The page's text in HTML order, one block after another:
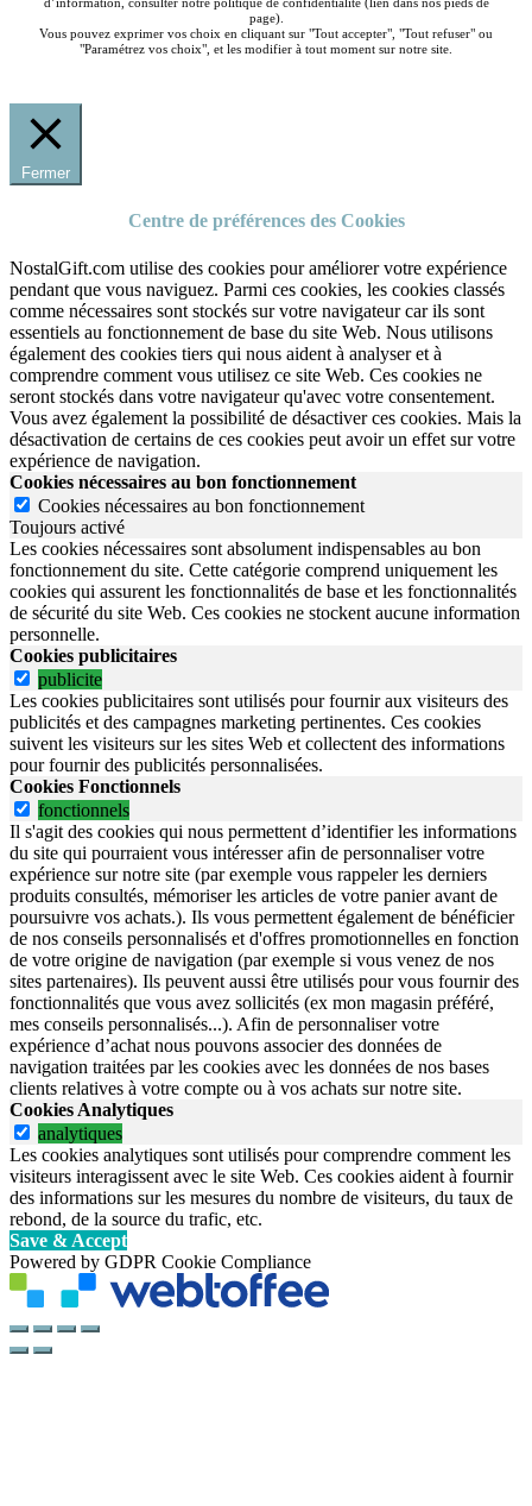
d’information, consulter notre politique de confidentialité (lien dans nos pieds de
page).
Vous pouvez exprimer vos choix en cliquant sur "Tout accepter", "Tout refuser" ou
"Paramétrez vos choix", et les modifier à tout moment sur notre site.
Fermer
Centre de préférences des Cookies
NostalGift.com utilise des cookies pour améliorer votre expérience
pendant que vous naviguez. Parmi ces cookies, les cookies classés
comme nécessaires sont stockés sur votre navigateur car ils sont
essentiels au fonctionnement de base du site Web. Nous utilisons
également des cookies tiers qui nous aident à analyser et à
comprendre comment vous utilisez ce site Web. Ces cookies ne
seront stockés dans votre navigateur qu'avec votre consentement.
Vous avez également la possibilité de désactiver ces cookies. Mais la
désactivation de certains de ces cookies peut avoir un effet sur votre
expérience de navigation.
Cookies nécessaires au bon fonctionnement
Cookies nécessaires au bon fonctionnement
Toujours activé
Les cookies nécessaires sont absolument indispensables au bon
fonctionnement du site. Cette catégorie comprend uniquement les
cookies qui assurent les fonctionnalités de base et les fonctionnalités
de sécurité du site Web. Ces cookies ne stockent aucune information
personnelle.
Cookies publicitaires
publicite
Les cookies publicitaires sont utilisés pour fournir aux visiteurs des
publicités et des campagnes marketing pertinentes. Ces cookies
suivent les visiteurs sur les sites Web et collectent des informations
pour fournir des publicités personnalisées.
Cookies Fonctionnels
fonctionnels
Il s'agit des cookies qui nous permettent d’identifier les informations
du site qui pourraient vous intéresser afin de personnaliser votre
expérience sur notre site (par exemple vous rappeler les derniers
produits consultés, mémoriser les articles de votre panier avant de
poursuivre vos achats.). Ils vous permettent également de bénéficier
de nos conseils personnalisés et d'offres promotionnelles en fonction
de votre origine de navigation (par exemple si vous venez de nos
sites partenaires). Ils peuvent aussi être utilisés pour vous fournir des
fonctionnalités que vous avez sollicités (ex mon magasin préféré,
mes conseils personnalisés...). Afin de personnaliser votre
expérience d’achat nous pouvons associer des données de
navigation traitées par les cookies avec les données de nos bases
clients relatives à votre compte ou à vos achats sur notre site.
Cookies Analytiques
analytiques
Les cookies analytiques sont utilisés pour comprendre comment les
visiteurs interagissent avec le site Web. Ces cookies aident à fournir
des informations sur les mesures du nombre de visiteurs, du taux de
rebond, de la source du trafic, etc.
Save & Accept
Powered by GDPR Cookie Compliance